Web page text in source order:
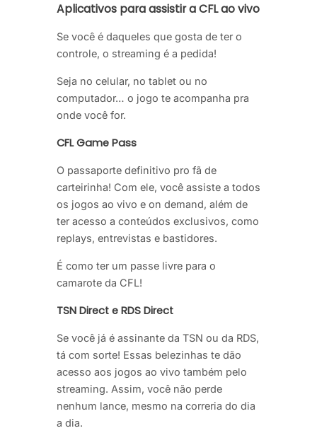
Aplicativos para assistir a CFL ao vivo
Se você é daqueles que gosta de ter o
controle, o streaming é a pedida!
Seja no celular, no tablet ou no
computador… o jogo te acompanha pra
onde você for.
CFL Game Pass
O passaporte definitivo pro fã de
carteirinha! Com ele, você assiste a todos
os jogos ao vivo e on demand, além de
ter acesso a conteúdos exclusivos, como
replays, entrevistas e bastidores.
É como ter um passe livre para o
camarote da CFL!
TSN Direct e RDS Direct
Se você já é assinante da TSN ou da RDS,
tá com sorte! Essas belezinhas te dão
acesso aos jogos ao vivo também pelo
streaming. Assim, você não perde
nenhum lance, mesmo na correria do dia
a dia.